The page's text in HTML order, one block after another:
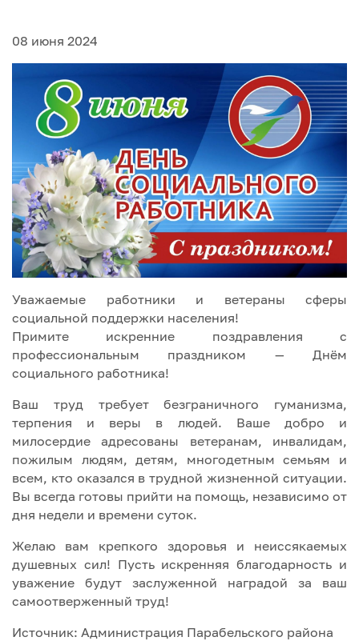
08 июня 2024
Уважаемые работники и ветераны сферы
социальной поддержки населения!
Примите искренние поздравления с
профессиональным праздником — Днём
социального работника!
Ваш труд требует безграничного гуманизма,
терпения и веры в людей. Ваше добро и
милосердие адресованы ветеранам, инвалидам,
пожилым людям, детям, многодетным семьям и
всем, кто оказался в трудной жизненной ситуации.
Вы всегда готовы прийти на помощь, независимо от
дня недели и времени суток.
Желаю вам крепкого здоровья и неиссякаемых
душевных сил! Пусть искренняя благодарность и
уважение будут заслуженной наградой за ваш
самоотверженный труд!
Источник: Администрация Парабельского района